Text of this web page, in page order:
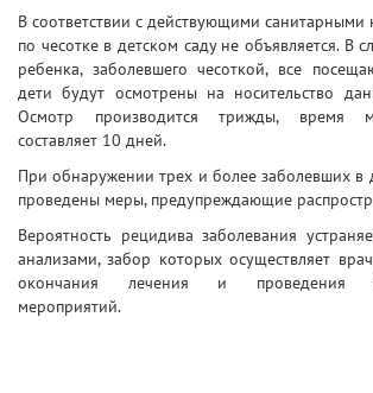
В соответствии с действующими
по чесотке в детском саду не объявляется. В
ребенка, заболевшего чесоткой, все
дети будут осмотрены на носительство
Осмотр производится трижды, время
составляет 10 дней.
При обнаружении трех и более заболевших в
проведены меры, предупреждающие
Вероятность рецидива заболевания
анализами, забор которых осуществляет
окончания лечения и проведения
мероприятий.